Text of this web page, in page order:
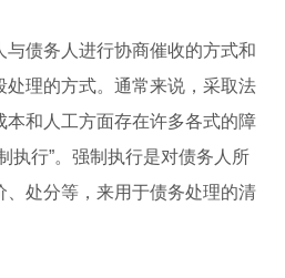
债务人进行协商催收的方式和
处理的方式。通常来说，采取法
本和人工方面存在许多各式的障
执行”。强制执行是对债务人所
、处分等，来用于债务处理的清